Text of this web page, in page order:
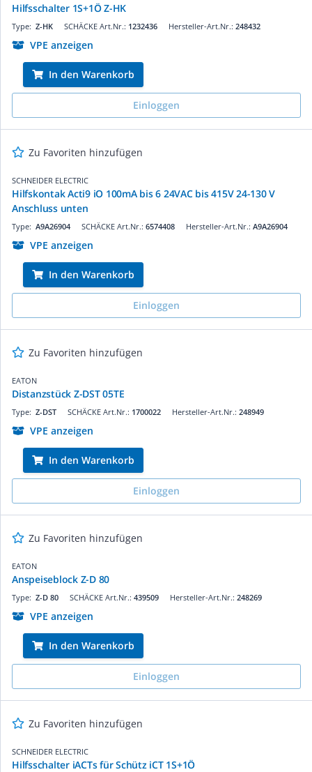
Hilfsschalter 1S+1Ö Z-HK
SCHÄCKE Art.Nr.: 1232436
Type: Z-HK Hersteller-Art.Nr.: 248432
VPE anzeigen
In den Warenkorb
Einloggen
Zu Favoriten hinzufügen
SCHNEIDER ELECTRIC
Hilfskontak Acti9 iO 100mA bis 6 24VAC bis 415V 24-130 V
Anschluss unten
SCHÄCKE Art.Nr.: 6574408
Type: A9A26904 Hersteller-Art.Nr.: A9A26904
VPE anzeigen
In den Warenkorb
Einloggen
Zu Favoriten hinzufügen
EATON
Distanzstück Z-DST 05TE
SCHÄCKE Art.Nr.: 1700022
Type: Z-DST Hersteller-Art.Nr.: 248949
VPE anzeigen
In den Warenkorb
Einloggen
Zu Favoriten hinzufügen
EATON
Anspeiseblock Z-D 80
SCHÄCKE Art.Nr.: 439509
Type: Z-D 80 Hersteller-Art.Nr.: 248269
VPE anzeigen
In den Warenkorb
Einloggen
Zu Favoriten hinzufügen
SCHNEIDER ELECTRIC
Hilfsschalter iACTs für Schütz iCT 1S+1Ö